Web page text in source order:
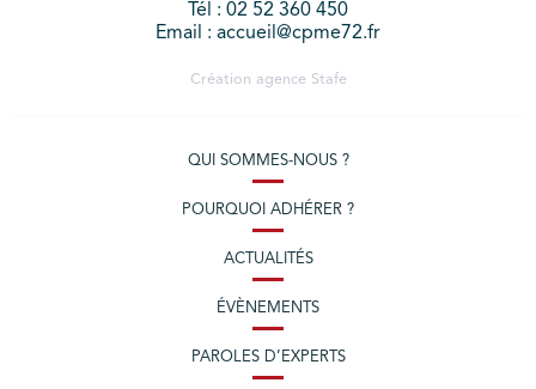
Tél : 02 52 360 450
Email : accueil@cpme72.fr
Création agence Stafe
QUI SOMMES-NOUS ?
POURQUOI ADHÉRER ?
ACTUALITÉS
ÉVÈNEMENTS
PAROLES D’EXPERTS